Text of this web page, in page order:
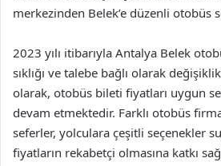
merkezinden Belek’e düzenli otobüs
2023 yılı itibarıyla Antalya Belek
sıklığı ve talebe bağlı olarak
olarak, otobüs bileti fiyatları uygun
devam etmektedir. Farklı otobüs
seferler, yolculara çeşitli seçenekler
fiyatların rekabetçi olmasına katkı